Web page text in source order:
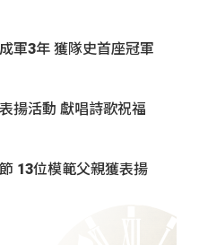
軍3年 獲隊史首座冠軍
揚活動 獻唱詩歌祝福
13位模範父親獲表揚